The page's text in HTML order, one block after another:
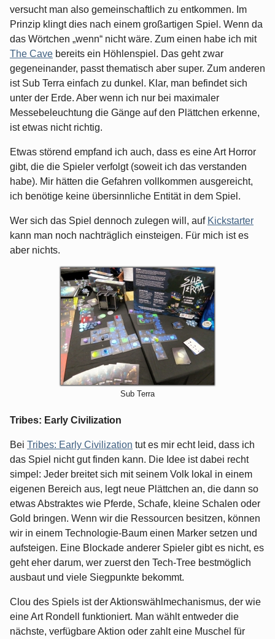
versucht man also gemeinschaftlich zu entkommen. Im
Prinzip klingt dies nach einem großartigen Spiel. Wenn da
das Wörtchen „wenn“ nicht wäre. Zum einen habe ich mit
The Cave bereits ein Höhlenspiel. Das geht zwar
gegeneinander, passt thematisch aber super. Zum anderen
ist Sub Terra einfach zu dunkel. Klar, man befindet sich
unter der Erde. Aber wenn ich nur bei maximaler
Messebeleuchtung die Gänge auf den Plättchen erkenne,
ist etwas nicht richtig.
Etwas störend empfand ich auch, dass es eine Art Horror
gibt, die die Spieler verfolgt (soweit ich das verstanden
habe). Mir hätten die Gefahren vollkommen ausgereicht,
ich benötige keine übersinnliche Entität in dem Spiel.
Wer sich das Spiel dennoch zulegen will, auf Kickstarter
kann man noch nachträglich einsteigen. Für mich ist es
aber nichts.
Sub Terra
Tribes: Early Civilization
Bei Tribes: Early Civilization tut es mir echt leid, dass ich
das Spiel nicht gut finden kann. Die Idee ist dabei recht
simpel: Jeder breitet sich mit seinem Volk lokal in einem
eigenen Bereich aus, legt neue Plättchen an, die dann so
etwas Abstraktes wie Pferde, Schafe, kleine Schalen oder
Gold bringen. Wenn wir die Ressourcen besitzen, können
wir in einem Technologie-Baum einen Marker setzen und
aufsteigen. Eine Blockade anderer Spieler gibt es nicht, es
geht eher darum, wer zuerst den Tech-Tree bestmöglich
ausbaut und viele Siegpunkte bekommt.
Clou des Spiels ist der Aktionswählmechanismus, der wie
eine Art Rondell funktioniert. Man wählt entweder die
nächste, verfügbare Aktion oder zahlt eine Muschel für